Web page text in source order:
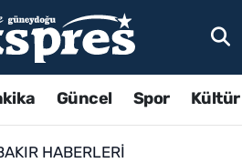
Güncel Spor
HABERLERI